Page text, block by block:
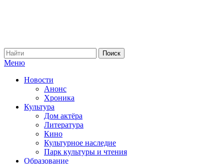
Меню
Новости
Анонс
Хроника
Культура
Дом актёра
Литература
Кино
Культурное наследие
Парк культуры и чтения
Образование